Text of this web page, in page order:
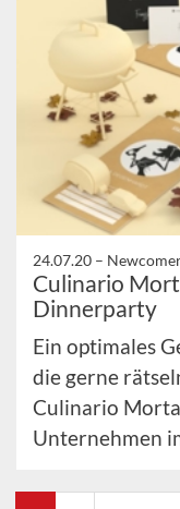
24.07.20 –
Culinario
Dinnerparty
Ein optimales
die gerne
Culinario
Unternehmen